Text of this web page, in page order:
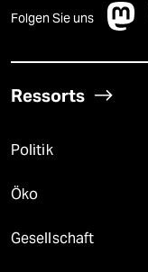
Folgen Sie uns
Ressorts
Politik
Öko
Gesellschaft